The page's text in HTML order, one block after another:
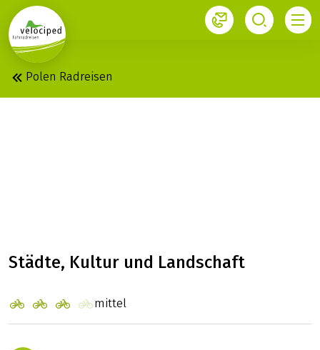
1
Polen Radreisen
Städte, Kultur und Landschaft
mittel